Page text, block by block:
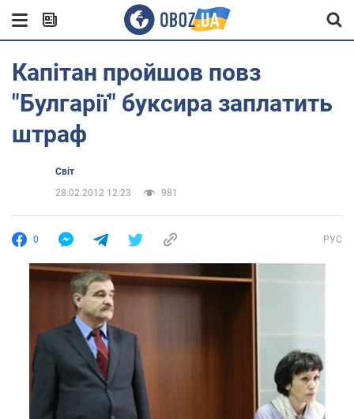
Капітан пройшов повз
"Булгарії" буксира заплатить
штраф
Світ
28.02.2012 12:23
981
0 РУС